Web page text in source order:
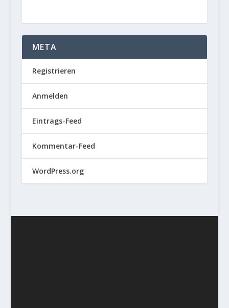
META
Registrieren
Anmelden
Eintrags-Feed
Kommentar-Feed
WordPress.org